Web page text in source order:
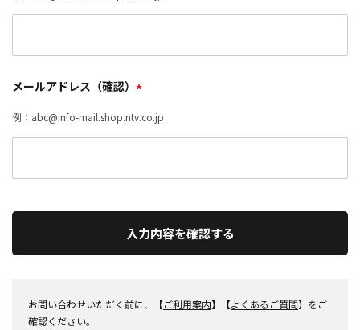
メールアドレス（確認） *
例：abc@info-mail.shop.ntv.co.jp
入力内容を確認する
お問い合わせいただく前に、【ご利用案内】【よくあるご質問】をご
確認ください。